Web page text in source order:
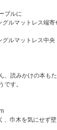
ブルに
グルマットレス端寄
グルマットレス中央
、読みかけの本も
です。
、巾木を気にせず